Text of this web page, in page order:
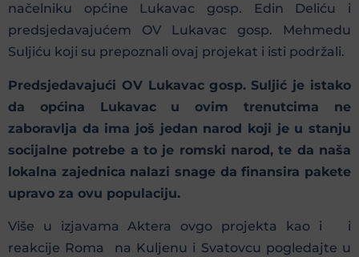
načelniku općine Lukavac gosp. Edin Deliću i
predsjedavajućem OV Lukavac gosp. Mehmedu
Suljiću koji su prepoznali ovaj projekat i isti podržali.
Predsjedavajući OV Lukavac gosp. Suljić je istako
da općina Lukavac u ovim trenutcima ne
zaboravlja da ima još jedan narod koji je u stanju
socijalne potrebe a to je romski narod, te da naša
lokalna zajednica nalazi snage da finansira pakete
upravo za ovu populaciju.
Više u izjavama Aktera ovgo projekta kao i i
reakcije Roma na Kuljenu i Svatovcu pogledajte u